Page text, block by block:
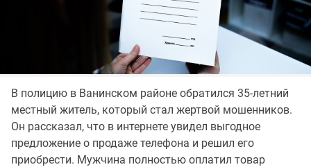
В полицию в Ванинском районе обратился 35-летний
местный житель, который стал жертвой мошенников.
Он рассказал, что в интернете увидел выгодное
предложение о продаже телефона и решил его
приобрести. Мужчина полностью оплатил товар